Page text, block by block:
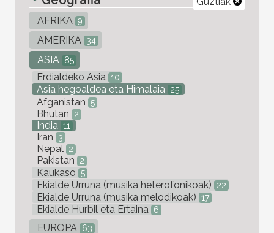
AFRIKA 9
AMERIKA 34
ASIA 85
Erdialdeko Asia 10
Asia hegoaldea eta Himalaia 25
Afganistan 5
Bhutan 2
India 11
Iran 3
Nepal 2
Pakistan 2
Kaukaso 5
Ekialde Urruna (musika heterofonikoak) 22
Ekialde Urruna (musika melodikoak) 17
Ekialde Hurbil eta Ertaina 6
EUROPA 63